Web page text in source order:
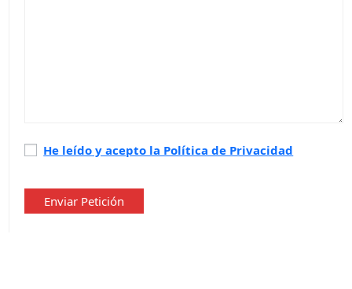
Política
privacidad*
He leído y acepto la Política de Privacidad
Enviar Petición